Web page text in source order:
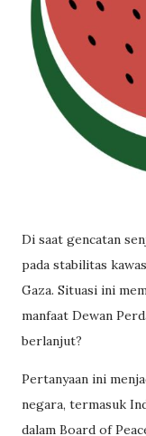
Di saat gencatan
pada stabilitas
Gaza. Situasi ini
manfaat Dewan
berlanjut?
Pertanyaan ini
negara, termasuk
dalam Board of